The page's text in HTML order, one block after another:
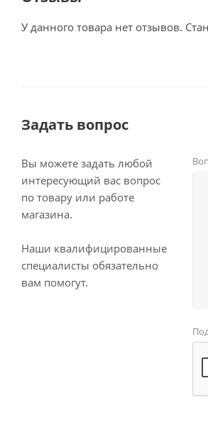
У данного товара нет отзывов.
Задать вопрос
Вы можете задать любой
интересующий вас вопрос
по товару или работе
магазина.
Наши квалифицированные
специалисты обязательно
вам помогут.